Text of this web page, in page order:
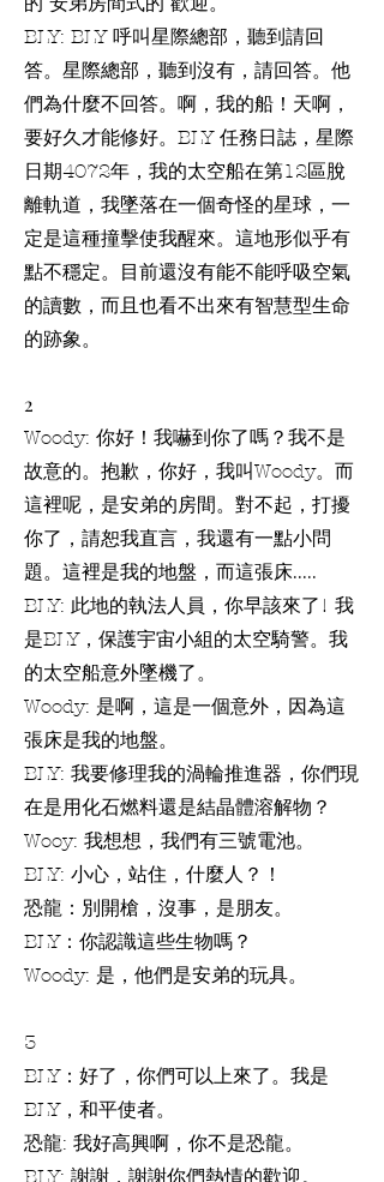
BLY: BLY 呼叫星際總部，聽到請回
答。星際總部，聽到沒有，請回答。他
們為什麼不回答。啊，我的船！天啊，
要好久才能修好。BLY 任務日誌，星際
日期4072年，我的太空船在第12區脫
離軌道，我墜落在一個奇怪的星球，一
定是這種撞擊使我醒來。這地形似乎有
點不穩定。目前還沒有能不能呼吸空氣
的讀數，而且也看不出來有智慧型生命
的跡象。
2
Woody: 你好！我嚇到你了嗎？我不是
故意的。抱歉，你好，我叫Woody。而
這裡呢，是安弟的房間。對不起，打擾
你了，請恕我直言，我還有一點小問
題。這裡是我的地盤，而這張床.....
BLY: 此地的執法人員，你早該來了! 我
是BLY，保護宇宙小組的太空騎警。我
的太空船意外墜機了。
Woody: 是啊，這是一個意外，因為這
張床是我的地盤。
BLY: 我要修理我的渦輪推進器，你們現
在是用化石燃料還是結晶體溶解物？
Wooy: 我想想，我們有三號電池。
BLY: 小心，站住，什麼人？！
恐龍：別開槍，沒事，是朋友。
BLY：你認識這些生物嗎？
Woody: 是，他們是安弟的玩具。
3
BLY：好了，你們可以上來了。我是
BLY，和平使者。
恐龍: 我好高興啊，你不是恐龍。
BLY: 謝謝，謝謝你們熱情的歡迎。